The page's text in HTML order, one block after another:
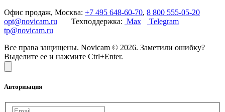
Офис продаж, Москва: +7 495 648-60-70, 8 800 555-05-20
opt@novicam.ru Техподдержка: Max
Telegram
tp@novicam.ru
Все права защищены. Novicam © 2026. Заметили ошибку?
Выделите ее и нажмите Ctrl+Enter.
Авторизация